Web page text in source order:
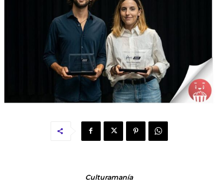
Culturamanía